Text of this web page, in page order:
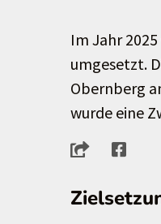
Im Jahr
umgesetzt.
Obernberg
wurde eine